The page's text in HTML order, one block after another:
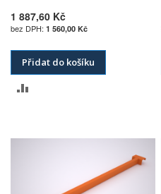
1 887,60 Kč
1 560,00 Kč
Přidat do košíku
POROVNÁNÍ